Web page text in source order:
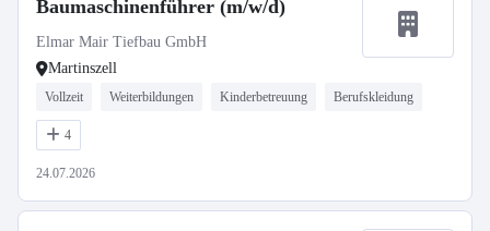
Baumaschinenführer (m/w/d)
Elmar Mair Tiefbau GmbH
Martinszell
Vollzeit Weiterbildungen Kinderbetreuung Berufskleidung
4
24.07.2026